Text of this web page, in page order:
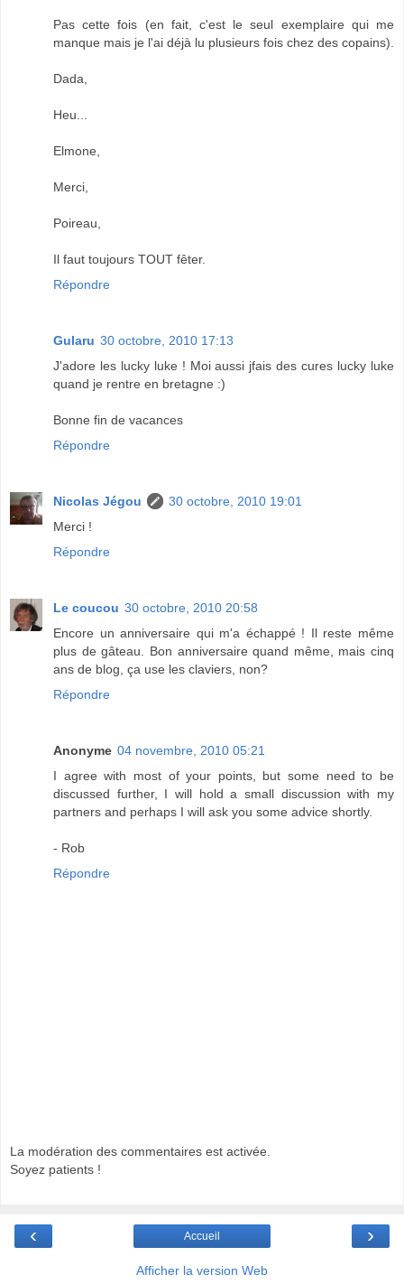
Pas cette fois (en fait, c'est le seul exemplaire qui me
manque mais je l'ai déjà lu plusieurs fois chez des copains).
Dada,
Heu...
Elmone,
Merci,
Poireau,
Il faut toujours TOUT fêter.
Répondre
Gularu 30 octobre, 2010 17:13
J'adore les lucky luke ! Moi aussi jfais des cures lucky luke
quand je rentre en bretagne :)
Bonne fin de vacances
Répondre
Nicolas Jégou
30 octobre, 2010 19:01
Merci !
Répondre
Le coucou 30 octobre, 2010 20:58
Encore un anniversaire qui m'a échappé ! Il reste même
plus de gâteau. Bon anniversaire quand même, mais cinq
ans de blog, ça use les claviers, non?
Répondre
Anonyme 04 novembre, 2010 05:21
I agree with most of your points, but some need to be
discussed further, I will hold a small discussion with my
partners and perhaps I will ask you some advice shortly.
- Rob
Répondre
La modération des commentaires est activée.
Soyez patients !
‹ ›
Accueil
Afficher la version Web